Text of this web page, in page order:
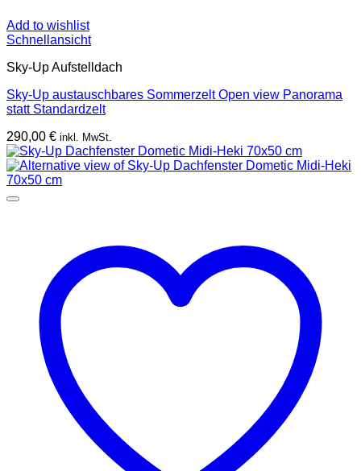
Add to wishlist
Schnellansicht
Sky-Up Aufstelldach
Sky-Up austauschbares Sommerzelt Open view Panorama
statt Standardzelt
290,00 € inkl. MwSt.